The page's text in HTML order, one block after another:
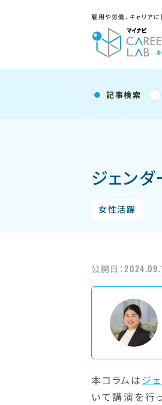
雇用や労働、キャリア
記事検索
ジェン
女性活躍
公開日：
本コラムはジ
いて講演を行